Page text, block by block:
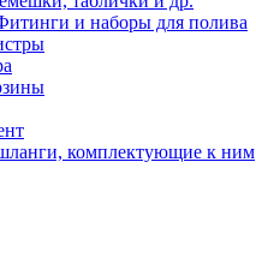
и наборы для полива
комплектующие к ним